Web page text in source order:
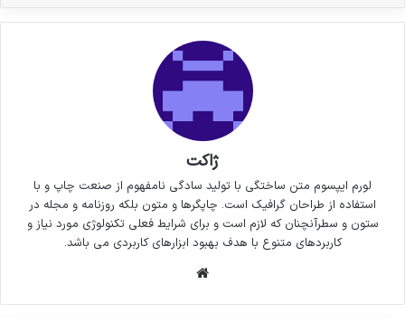
ژاکت
لورم ایپسوم متن ساختگی با تولید سادگی نامفهوم از صنعت چاپ و با
استفاده از طراحان گرافیک است. چاپگرها و متون بلکه روزنامه و مجله در
ستون و سطرآنچنان که لازم است و برای شرایط فعلی تکنولوژی مورد نیاز و
کاربردهای متنوع با هدف بهبود ابزارهای کاربردی می باشد.